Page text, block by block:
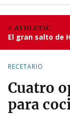
ATHLETIC
El gran salto de
RECETARIO
Cuatro
para